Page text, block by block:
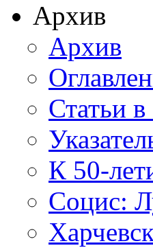
Архив
Архив
Статьи
К 50-
Социс: